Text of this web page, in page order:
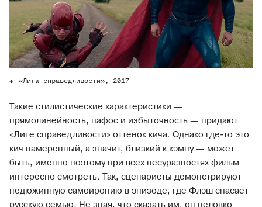
«Лига справедливости», 2017
Такие стилистические характеристики —
прямолинейность, пафос и избыточность — придают
«Лиге справедливости» оттенок кича. Однако где-то это
кич намеренный, а значит, близкий к кэмпу — может
быть, именно поэтому при всех несуразностях фильм
интересно смотреть. Так, сценаристы демонстрируют
недюжинную самоиронию в эпизоде, где Флэш спасает